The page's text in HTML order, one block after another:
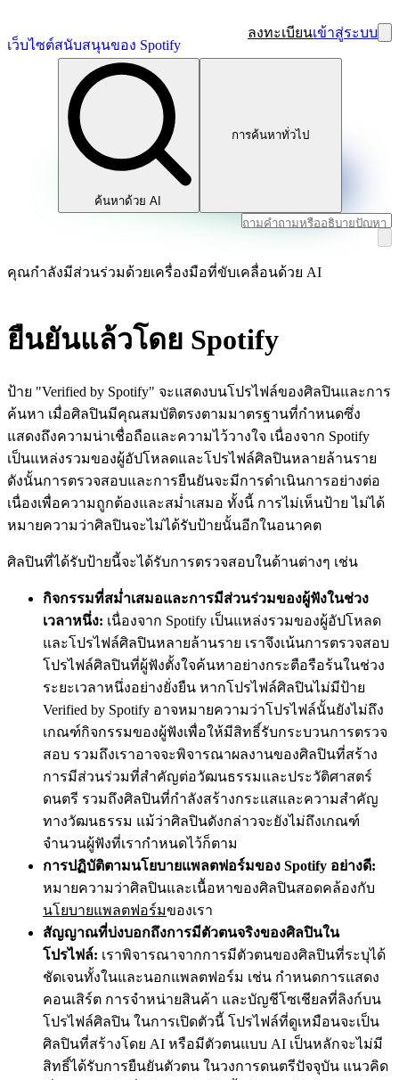
เว็บไซต์สนับสนุนของ Spotify
ลงทะเบียนเข้าสู่ระบบ
ค้นหาด้วย AI
การค้นหาทั่วไป
คุณกำลังมีส่วนร่วมด้วยเครื่องมือที่ขับเคลื่อนด้วย AI
ยืนยันแล้วโดย Spotify
ป้าย "Verified by Spotify" จะแสดงบนโปรไฟล์ของศิลปินและการ
ค้นหา เมื่อศิลปินมีคุณสมบัติตรงตามมาตรฐานที่กำหนดซึ่ง
แสดงถึงความน่าเชื่อถือและความไว้วางใจ เนื่องจาก Spotify
เป็นแหล่งรวมของผู้อัปโหลดและโปรไฟล์ศิลปินหลายล้านราย
ดังนั้นการตรวจสอบและการยืนยันจะมีการดำเนินการอย่างต่อ
เนื่องเพื่อความถูกต้องและสม่ำเสมอ ทั้งนี้ การไม่เห็นป้าย ไม่ได้
หมายความว่าศิลปินจะไม่ได้รับป้ายนั้นอีกในอนาคต
ศิลปินที่ได้รับป้ายนี้จะได้รับการตรวจสอบในด้านต่างๆ เช่น
กิจกรรมที่สม่ำเสมอและการมีส่วนร่วมของผู้ฟังในช่วง
เวลาหนึ่ง: เนื่องจาก Spotify เป็นแหล่งรวมของผู้อัปโหลด
และโปรไฟล์ศิลปินหลายล้านราย เราจึงเน้นการตรวจสอบ
โปรไฟล์ศิลปินที่ผู้ฟังตั้งใจค้นหาอย่างกระตือรือร้นในช่วง
ระยะเวลาหนึ่งอย่างยั่งยืน หากโปรไฟล์ศิลปินไม่มีป้าย
Verified by Spotify อาจหมายความว่าโปรไฟล์นั้นยังไม่ถึง
เกณฑ์กิจกรรมของผู้ฟังเพื่อให้มีสิทธิ์รับกระบวนการตรวจ
สอบ รวมถึงเราอาจจะพิจารณาผลงานของศิลปินที่สร้าง
การมีส่วนร่วมที่สำคัญต่อวัฒนธรรมและประวัติศาสตร์
ดนตรี รวมถึงศิลปินที่กำลังสร้างกระแสและความสำคัญ
ทางวัฒนธรรม แม้ว่าศิลปินดังกล่าวจะยังไม่ถึงเกณฑ์
จำนวนผู้ฟังที่เรากำหนดไว้ก็ตาม
การปฏิบัติตามนโยบายแพลตฟอร์มของ Spotify อย่างดี:
หมายความว่าศิลปินและเนื้อหาของศิลปินสอดคล้องกับ
นโยบายแพลตฟอร์มของเรา
สัญญาณที่บ่งบอกถึงการมีตัวตนจริงของศิลปินใน
โปรไฟล์: เราพิจารณาจากการมีตัวตนของศิลปินที่ระบุได้
ชัดเจนทั้งในและนอกแพลตฟอร์ม เช่น กำหนดการแสดง
คอนเสิร์ต การจำหน่ายสินค้า และบัญชีโซเชียลที่ลิงก์บน
โปรไฟล์ศิลปิน ในการเปิดตัวนี้ โปรไฟล์ที่ดูเหมือนจะเป็น
ศิลปินที่สร้างโดย AI หรือมีตัวตนแบบ AI เป็นหลักจะไม่มี
สิทธิ์ได้รับการยืนยันตัวตน ในวงการดนตรีปัจจุบัน แนวคิด